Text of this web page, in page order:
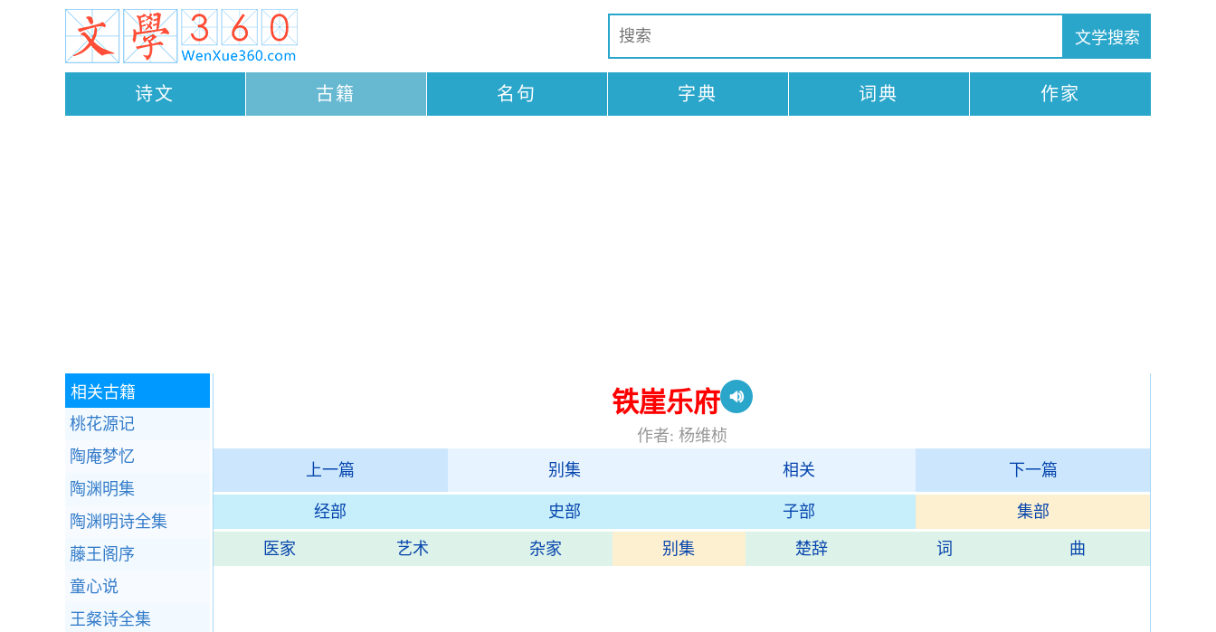
诗文 古籍 名句 字典 词典 作家
铁崖乐府
作者: 杨维桢
上一篇
别集 相关 下一篇
经部 史部 子部 集部
医家 艺术 杂家 别集 楚辞 词 曲
相关古籍
桃花源记
陶庵梦忆
陶渊明集
陶渊明诗全集
藤王阁序
童心说
王粲诗全集